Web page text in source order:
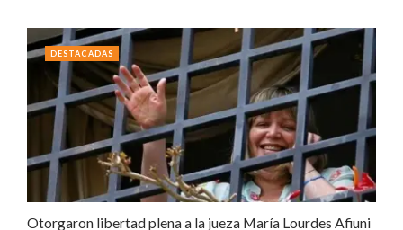
Otorgaron libertad plena a la jueza María Lourdes Afiuni
DESTACADAS